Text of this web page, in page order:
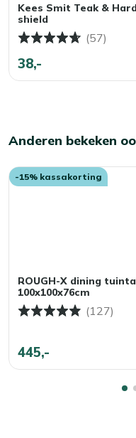
Kees Smit Teak &
shield
(57)
38,-
Anderen bekeken
-15% kassakorting
ROUGH-X dining
100x100x76cm
(127)
445,-